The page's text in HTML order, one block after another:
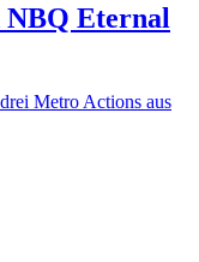
Eternal
Metro Actions aus